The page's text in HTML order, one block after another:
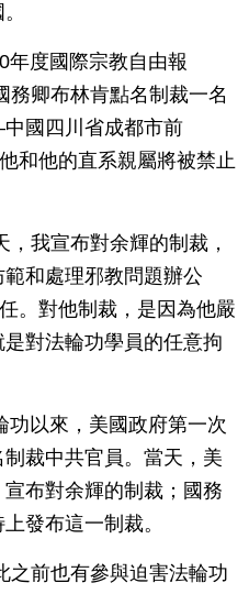
年度國際宗教自由報
務卿布林肯點名制裁一名
國四川省成都市前
和他的直系親屬將被禁止
我宣布對余輝的制裁，
和處理邪教問題辦公
。對他制裁，是因為他嚴
對法輪功學員的任意拘
功以來，美國政府第一次
裁中共官員。當天，美
布對余輝的制裁；國務
發布這一制裁。
之前也有參與迫害法輪功